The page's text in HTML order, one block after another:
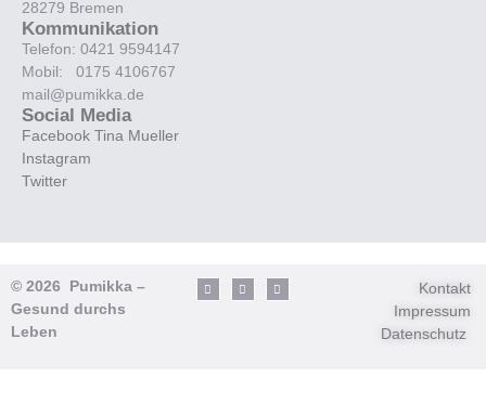
28279 Bremen
Kommunikation
Telefon: 0421 9594147
Mobil: 0175 4106767
mail@pumikka.de
Social Media
Facebook Tina Mueller
Instagram
Twitter
© 2026 Pumikka –
Gesund durchs
Leben
Kontakt
Impressum
Datenschutz